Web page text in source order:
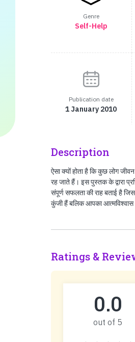
Genre
Self-Help
Publication date
1 January 2010
Description
ऐसा क्यों होता है कि कुछ लोग
रह जाते हैं। इस पुस्तक के द्वारा
संपूर्ण सफलता की राह बताई है
कुंजी हैं बलिक आपका आत्मविश्‍वास
Ratings &
0.0
out of 5